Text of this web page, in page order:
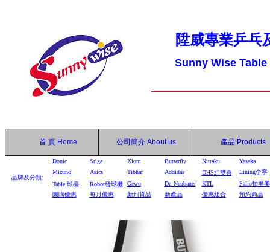
陞威專業乒乓
Sunny Wise
首 頁 Home 公司簡介 About us 產品 Products
品牌及分類:
Donic Stiga Xiom Butterfly Nittaku
Yasaka
Mizuno
Asics Tibhar Addidas DHS紅雙喜
Lining李寧
Table 球檯 Robot發球機 Gewo Dr. Neubauer KTL
Palio拍里奧
團購優惠
每月優惠 新到貨品 新產品 優惠組合 預約商品